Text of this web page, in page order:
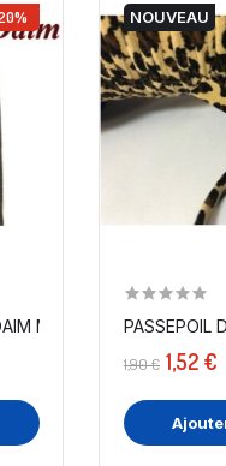
MARRON A COUDRE
NOUVEAU
PASSEPOIL
1,90 € 1,52 €